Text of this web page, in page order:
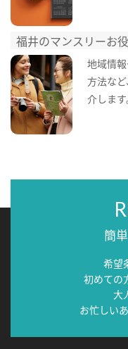
福井のマンスリーお
地域情
方法な
介します
簡
希望
初めての
大
お忙しい